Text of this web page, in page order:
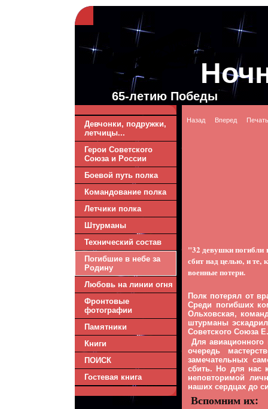
65-летию Победы
Девчонки, подружки,
летчицы...
Герои Советского
Союза и России
Боевой путь полка
Командование полка
Летчики полка
Штурманы
Технический состав
Погибшие в небе за
Родину
Любовь на линии огня
Фронтовые
фотографии
Памятники
Книги
ПОИСК
Гостевая книга
Назад Вперед Печать
"32 девушки погибли
сбит над целью, и те,
военные потери.
Полк потерял от
Среди погибших
Ольховская,
штурманы
Советского Союза
Для
очередь
замечательных
сбить. Но для нас
неповторимой
наших сердцах до
Вспомним их: